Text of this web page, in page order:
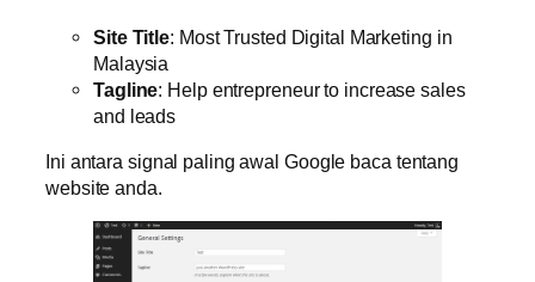
Site Title: Most Trusted Digital Marketing in
Malaysia
Tagline: Help entrepreneur to increase sales
and leads
Ini antara signal paling awal Google baca tentang
website anda.